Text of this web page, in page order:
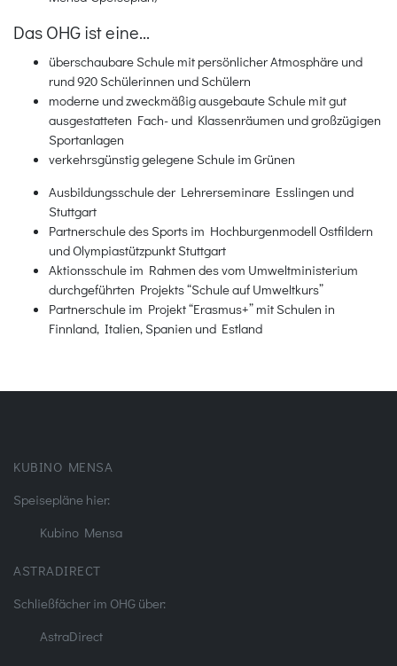
Das OHG ist eine...
überschaubare Schule mit persönlicher Atmosphäre und
rund 920 Schülerinnen und Schülern
moderne und zweckmäßig ausgebaute Schule mit gut
ausgestatteten Fach- und Klassenräumen und großzügigen
Sportanlagen
verkehrsgünstig gelegene Schule im Grünen
Ausbildungsschule der Lehrerseminare Esslingen und
Stuttgart
Partnerschule des Sports im Hochburgenmodell Ostfildern
und Olympiastützpunkt Stuttgart
Aktionsschule im Rahmen des vom Umweltministerium
durchgeführten Projekts “Schule auf Umweltkurs”
Partnerschule im Projekt “Erasmus+” mit Schulen in
Finnland, Italien, Spanien und Estland
KUBINO MENSA
Speisepläne hier:
Kubino Mensa
ASTRADIRECT
Schließfächer im OHG über:
AstraDirect